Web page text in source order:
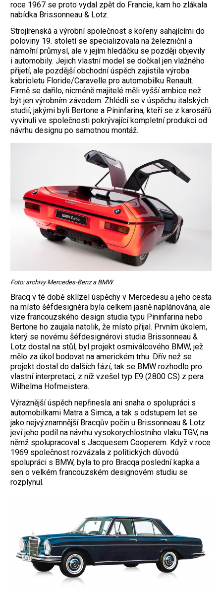
roce 1967 se proto vydal zpět do Francie, kam ho zlákala
nabídka Brissonneau & Lotz.
Strojírenská a výrobní společnost s kořeny sahajícími do
poloviny 19. století se specializovala na železniční a
námořní průmysl, ale v jejím hledáčku se později objevily
i automobily. Jejich vlastní model se dočkal jen vlažného
přijetí, ale pozdější obchodní úspěch zajistila výroba
kabrioletu Floride/Caravelle pro automobilku Renault.
Firmě se dařilo, nicméně majitelé měli vyšší ambice než
být jen výrobním závodem. Zhlédli se v úspěchu italských
studií, jakými byli Bertone a Pininfarina, kteří se z karosářů
vyvinuli ve společnosti pokrývající kompletní produkci od
návrhu designu po samotnou montáž.
Foto: archivy Mercedes-Benz a BMW
Bracq v té době sklízel úspěchy v Mercedesu a jeho cesta
na místo šéfdesignéra byla celkem jasně naplánována, ale
vize francouzského design studia typu Pininfarina nebo
Bertone ho zaujala natolik, že místo přijal. Prvním úkolem,
který se novému šéfdesignérovi studia Brissonneau &
Lotz dostal na stůl, byl projekt osmiválcového BMW, jež
mělo za úkol bodovat na americkém trhu. Dřív než se
projekt dostal do dalších fází, tak se BMW rozhodlo pro
vlastní interpretaci, z níž vzešel typ E9 (2800 CS) z pera
Wilhelma Hofmeistera.
Výraznější úspěch nepřinesla ani snaha o spolupráci s
automobilkami Matra a Simca, a tak s odstupem let se
jako nejvýznamnější Bracqův počin u Brissonneau & Lotz
jeví jeho podíl na návrhu vysokorychlostního vlaku TGV, na
němž spolupracoval s ­Jacquesem Cooperem. Když v roce
1969 společnost rozvázala z politických důvodů
spolupráci s BMW, byla to pro Bracqa poslední kapka a
sen o velkém francouzském designovém studiu se
rozplynul.